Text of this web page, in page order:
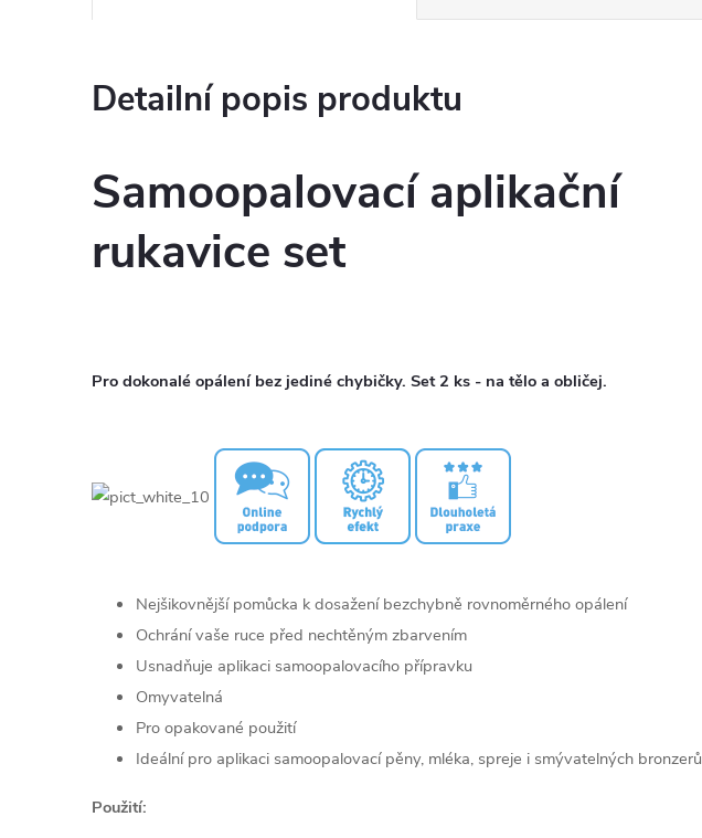
Detailní popis produktu
Samoopalovací aplikační
rukavice set
Pro dokonalé opálení bez jediné chybičky. Set 2 ks - na tělo a obličej.
Nejšikovnější pomůcka k dosažení bezchybně rovnoměrného opálení
Ochrání vaše ruce před nechtěným zbarvením
Usnadňuje aplikaci samoopalovacího přípravku
Omyvatelná
Pro opakované použití
Ideální pro aplikaci samoopalovací pěny, mléka, spreje i smývatelných bronzerů
Použití: